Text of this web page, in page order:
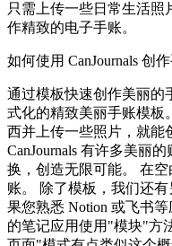
只需上传一些日常生活照
作精致的电子手账。
如何使用 CanJournals 创
通过模板快速创作美丽的
式化的精致美丽手账模板
西并上传一些照片，就能
CanJournals 有许多美丽
换，创造无限可能。 在
账。 除了模板，我们还
果您熟悉 Notion 或飞书
的笔记应用使用"模块"方